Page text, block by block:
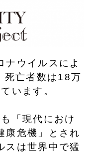
ナウイルスによ
死亡者数は18万
います。
「現代におけ
康危機」とされ
スは世界中で猛